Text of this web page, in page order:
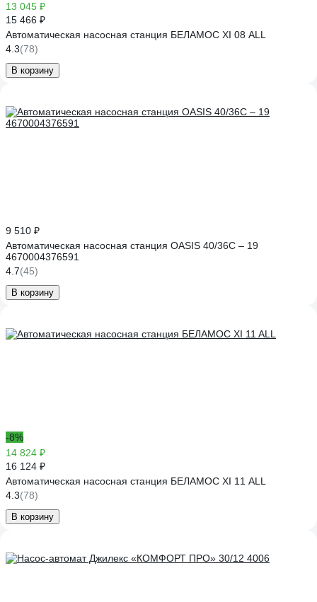
13 045 ₽
15 466 ₽
Автоматическая насосная станция БЕЛАМОС XI 08 ALL
4.3(78)
В корзину
9 510 ₽
Автоматическая насосная станция OASIS 40/36C – 19
4670004376591
4.7(45)
В корзину
-8%
14 824 ₽
16 124 ₽
Автоматическая насосная станция БЕЛАМОС XI 11 ALL
4.3(78)
В корзину